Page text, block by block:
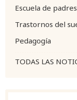
TODAS LAS
Escuela de padres
Trastornos del
Pedagogía